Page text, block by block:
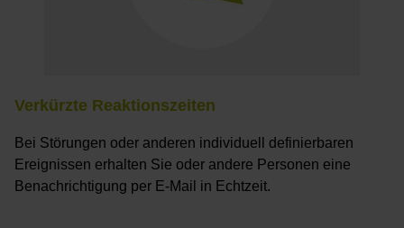
Verkürzte Reaktionszeiten
Bei Störungen oder anderen individuell definierbaren
Ereignissen erhalten Sie oder andere Personen eine
Benachrichtigung per E-Mail in Echtzeit.